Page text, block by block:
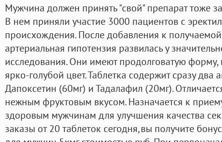
Мужчина должен принять "свой" препарат тоже
В нем приняли участие 3000 пациентов с
происхождения. После добавления к
артериальная гипотензия развилась у
исследования. Они имеют продолговатую
ярко-голубой цвет. Таблетка содержит сразу два
Дапоксетин (60мг) и Тадалафил (20мг).
нежным фруктовым вкусом. Назначается к
здоровым мужчинам для улучшения качества
заказы от 20 таблеток сегодня,вы получите